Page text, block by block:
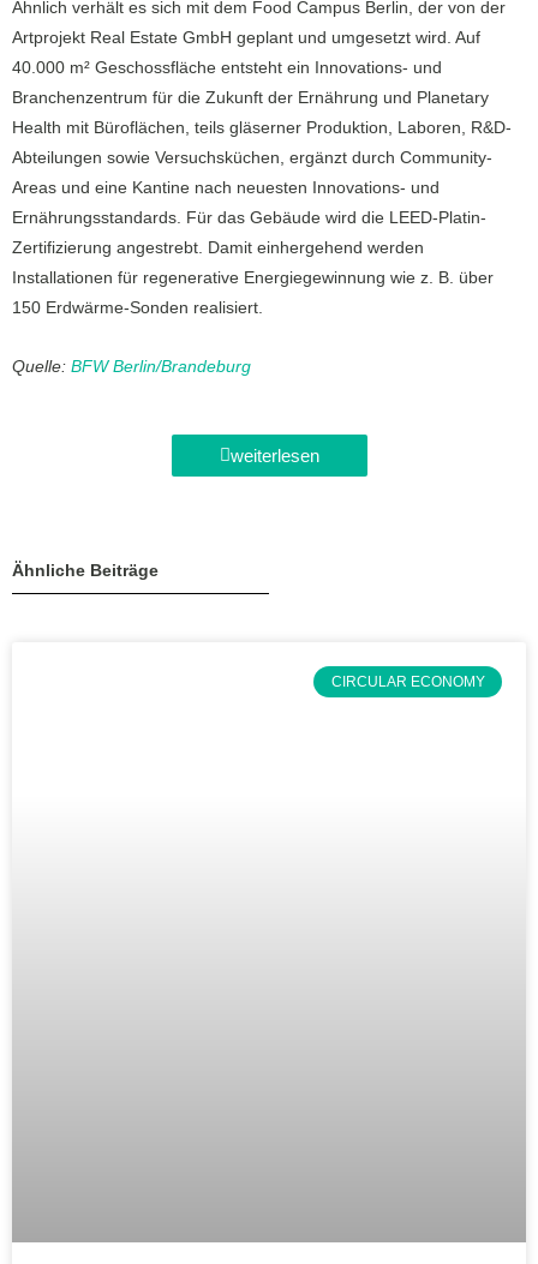
Ähnlich verhält es sich mit dem Food Campus Berlin, der von der
Artprojekt Real Estate GmbH geplant und umgesetzt wird. Auf
40.000 m² Geschossfläche entsteht ein Innovations- und
Branchenzentrum für die Zukunft der Ernährung und Planetary
Health mit Büroflächen, teils gläserner Produktion, Laboren, R&D-
Abteilungen sowie Versuchsküchen, ergänzt durch Community-
Areas und eine Kantine nach neuesten Innovations- und
Ernährungsstandards. Für das Gebäude wird die LEED-Platin-
Zertifizierung angestrebt. Damit einhergehend werden
Installationen für regenerative Energiegewinnung wie z. B. über
150 Erdwärme-Sonden realisiert.
Quelle: BFW Berlin/Brandeburg
weiterlesen
Ähnliche Beiträge
CIRCULAR ECONOMY